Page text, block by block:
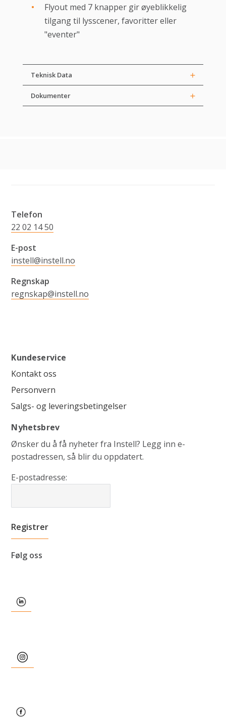
Flyout med 7 knapper gir øyeblikkelig
tilgang til lysscener, favoritter eller
"eventer"
Teknisk Data
Dokumenter
Telefon
22 02 14 50
E-post
instell@instell.no
Regnskap
regnskap@instell.no
Kundeservice
Kontakt oss
Personvern
Salgs- og leveringsbetingelser
Nyhetsbrev
Ønsker du å få nyheter fra Instell? Legg inn e-
postadressen, så blir du oppdatert.
E-postadresse:
Følg oss